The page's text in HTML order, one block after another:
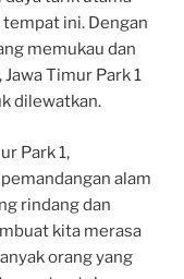
ini. Dengan
memukau dan
Timur Park 1
dilewatkan.
Park 1,
alam
rindang dan
kita merasa
orang yang